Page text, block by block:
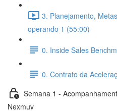
3. Planejamento,
operando 1 (55:00)
0. Inside Sales
0. Contrato da
Semana 1 -
Nexmuv